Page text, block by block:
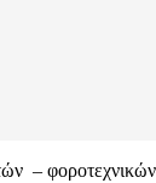
– φοροτεχνικών